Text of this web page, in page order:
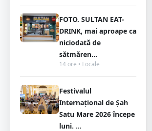
FOTO. SULTAN EAT-
DRINK, mai aproape ca
niciodată de
sătmăren...
14 ore • Locale
Festivalul
Internațional de Șah
Satu Mare 2026 începe
luni. ...